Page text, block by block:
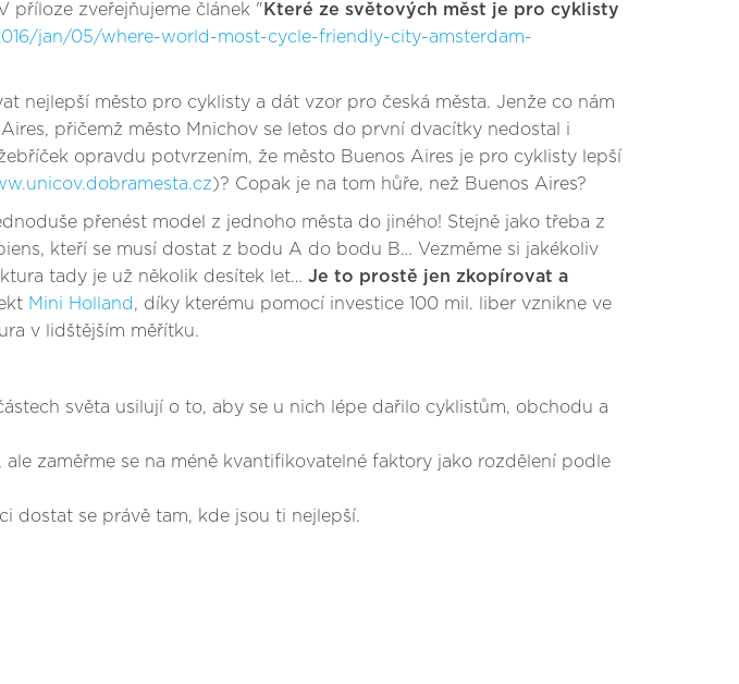
příloze zveřejňujeme článek " Které ze světových měst je pro cyklisty
jan/05/where-world-most-cycle-friendly-city-amsterdam-
nejlepší město pro cyklisty a dát vzor pro česká města. Jenže co nám
přičemž město Mnichov se letos do první dvacítky nedostal i
opravdu potvrzením, že město Buenos Aires je pro cyklisty lepší
)? Copak je na tom hůře, než Buenos Aires?
přenést model z jednoho města do jiného! Stejně jako třeba z
kteří se musí dostat z bodu A do bodu B… Vezměme si jakékoliv
tady je už několik desítek let… Je to prostě jen zkopírovat a
Mini Holland, díky kterému pomocí investice 100 mil. liber vznikne ve
v lidštějším měřítku.
světa usilují o to, aby se u nich lépe dařilo cyklistům, obchodu a
zaměřme se na méně kvantifikovatelné faktory jako rozdělení podle
dostat se právě tam, kde jsou ti nejlepší.